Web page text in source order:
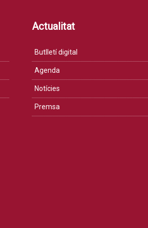
Actualitat
Butlletí digital
Agenda
Notícies
Premsa